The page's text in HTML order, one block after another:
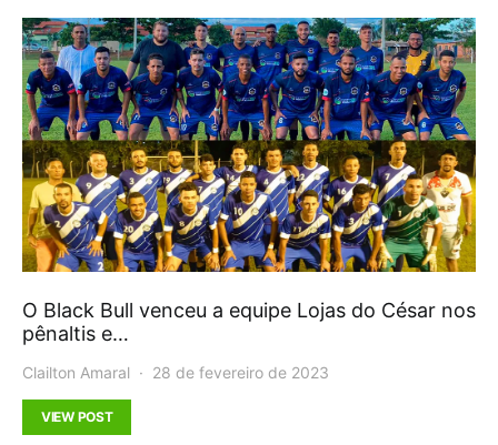
O Black Bull venceu a equipe Lojas do César nos
pênaltis e…
Clailton Amaral 28 de fevereiro de 2023
VIEW POST